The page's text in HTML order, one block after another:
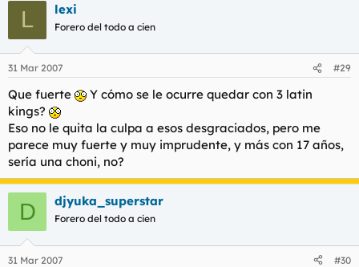
L lexi
Forero del todo a cien
31 Mar 2007 #29
Que fuerte
Y cómo se le ocurre quedar con 3 latin
kings?
Eso no le quita la culpa a esos desgraciados, pero me
parece muy fuerte y muy imprudente, y más con 17 años,
sería una choni, no?
D djyuka_superstar
Forero del todo a cien
31 Mar 2007 #30